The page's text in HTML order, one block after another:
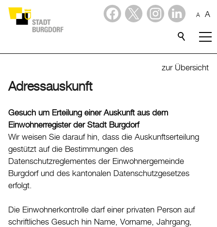
A A
Verwaltung & Politik
Verwaltung
Stadtverwaltung
Mitarbeitende
Onlineschalter
Dienstleistungen
zur Übersicht
Adressauskunft
Gesuch um Erteilung einer Auskunft aus dem
Einwohnerregister der Stadt Burgdorf
Wir weisen Sie darauf hin, dass die Auskunftserteilung
gestützt auf die Bestimmungen des
Datenschutzreglementes der Einwohnergemeinde
Burgdorf und des kantonalen Datenschutzgesetzes
erfolgt.
Die Einwohnerkontrolle darf einer privaten Person auf
schriftliches Gesuch hin Name, Vorname, Jahrgang,